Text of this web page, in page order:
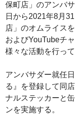
保町店」のアンバ
日から2021年8月
店」のオムライス
およびYouTubeチ
様々な活動を行って
アンバサダー就任
る』を登録して同
ナルステッカーと
ンを実施する。